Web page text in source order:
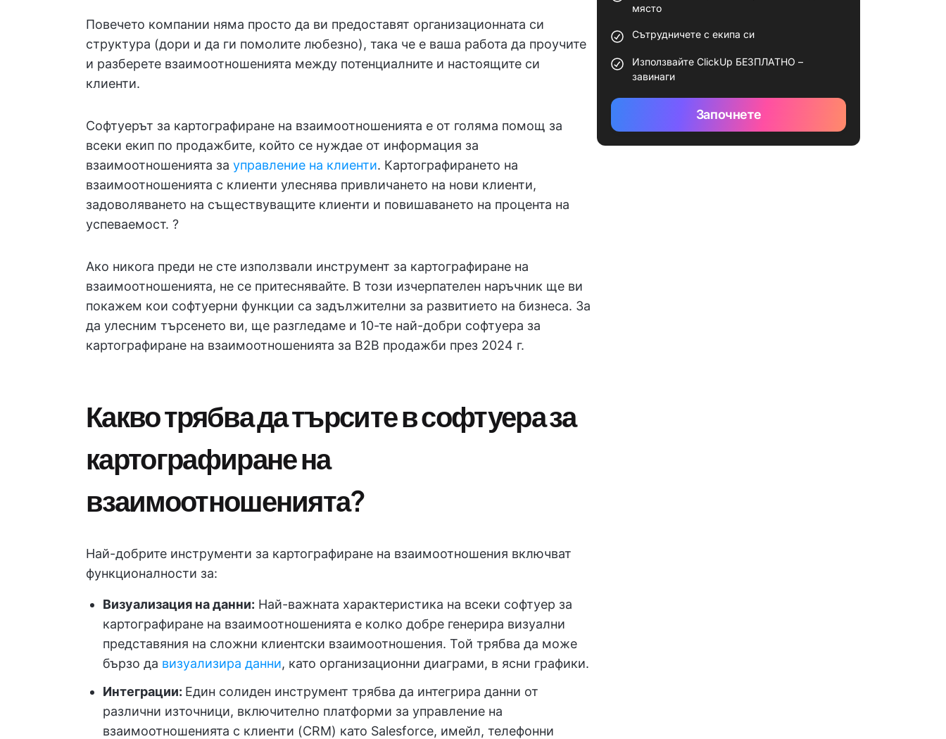
Повечето компании няма просто да ви предоставят организационната си
структура (дори и да ги помолите любезно), така че е ваша работа да проучите
и разберете взаимоотношенията между потенциалните и настоящите си
клиенти.
Софтуерът за картографиране на взаимоотношенията е от голяма помощ за
всеки екип по продажбите, който се нуждае от информация за
взаимоотношенията за управление на клиенти. Картографирането на
взаимоотношенията с клиенти улеснява привличането на нови клиенти,
задоволяването на съществуващите клиенти и повишаването на процента на
успеваемост. ?
Ако никога преди не сте използвали инструмент за картографиране на
взаимоотношенията, не се притеснявайте. В този изчерпателен наръчник ще ви
покажем кои софтуерни функции са задължителни за развитието на бизнеса. За
да улесним търсенето ви, ще разгледаме и 10-те най-добри софтуера за
картографиране на взаимоотношенията за B2B продажби през 2024 г.
Какво трябва да търсите в софтуера за
картографиране на
взаимоотношенията?
Най-добрите инструменти за картографиране на взаимоотношения включват
функционалности за:
Визуализация на данни: Най-важната характеристика на всеки софтуер за
картографиране на взаимоотношенията е колко добре генерира визуални
представяния на сложни клиентски взаимоотношения. Той трябва да може
бързо да визуализира данни, като организационни диаграми, в ясни графики.
Интеграции: Един солиден инструмент трябва да интегрира данни от
различни източници, включително платформи за управление на
взаимоотношенията с клиенти (CRM) като Salesforce, имейл, телефонни
място
Сътрудничете с екипа си
Използвайте ClickUp БЕЗПЛАТНО –
завинаги
Започнете